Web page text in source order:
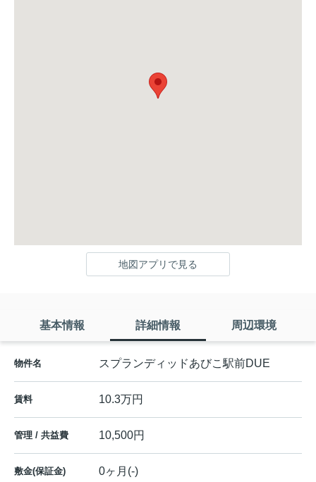
地図アプリで見る
基本情報 詳細情報 周辺環境
物件名 スプランディッドあびこ駅前DUE
賃料 10.3万円
管理 / 共益費 10,500円
敷金(保証金) 0ヶ月(-)